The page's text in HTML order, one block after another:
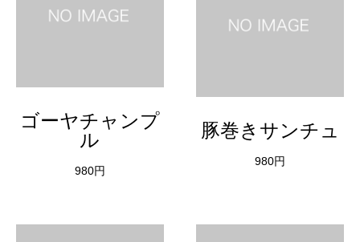
ゴーヤチャンプ
ル
980円
豚巻きサンチュ
980円